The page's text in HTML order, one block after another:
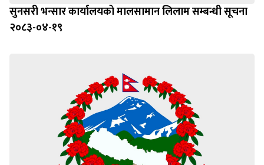
सुनसरी भन्सार कार्यालयको मालसामान लिलाम सम्बन्धी सूचना
२०८३-०४-१९